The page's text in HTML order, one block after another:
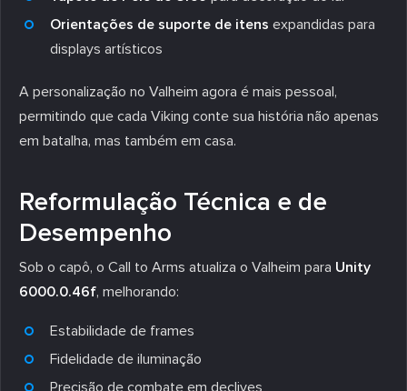
Orientações de suporte de itens expandidas para
displays artísticos
A personalização no Valheim agora é mais pessoal,
permitindo que cada Viking conte sua história não apenas
em batalha, mas também em casa.
Reformulação Técnica e de
Desempenho
Sob o capô, o Call to Arms atualiza o Valheim para Unity
6000.0.46f, melhorando:
Estabilidade de frames
Fidelidade de iluminação
Precisão de combate em declives